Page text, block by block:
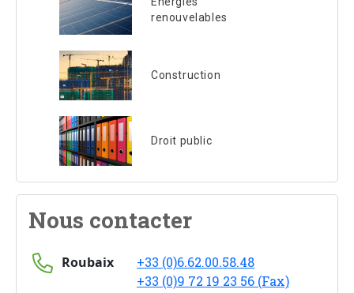
renouvelables
Construction
Droit public
Nous contacter
Roubaix
+33 (0)6.62.00.58.48
+33 (0)9 72 19 23 56 (Fax)